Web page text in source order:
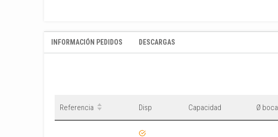
INFORMACIÓN PEDIDOS DESCARGAS
Referencia Disp Capacidad Ø boca